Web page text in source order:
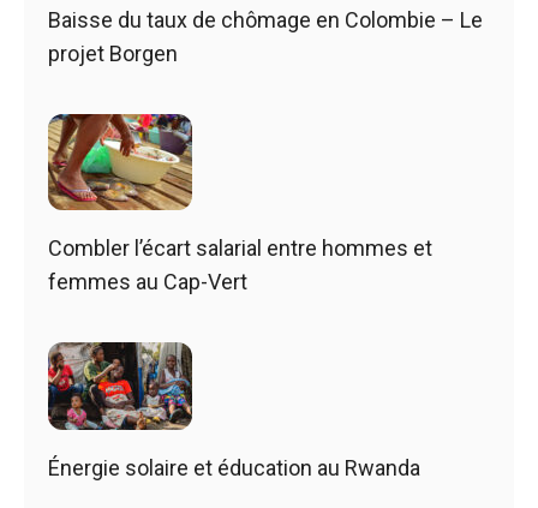
Baisse du taux de chômage en Colombie – Le
projet Borgen
Combler l’écart salarial entre hommes et
femmes au Cap-Vert
Énergie solaire et éducation au Rwanda